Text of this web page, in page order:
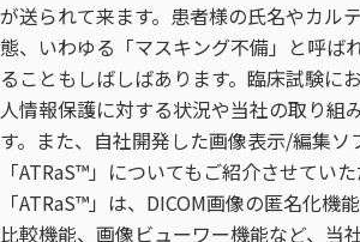
が送られて来ます。患者様の氏名やカル
態、いわゆる「マスキング不備」と呼ば
ることもしばしばあります。臨床試験に
人情報保護に対する状況や当社の取り組
す。また、自社開発した画像表示/編集ソ
「ATRaS™」についてもご紹介させていた
「ATRaS™」は、DICOM画像の匿名化機
比較機能、画像ビューワー機能など、当